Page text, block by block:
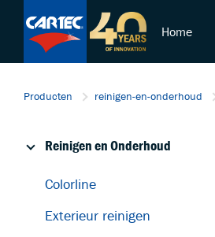
Home
Producten reinigen-en-onderhoud
Reinigen en Onderhoud
Colorline
Exterieur reinigen